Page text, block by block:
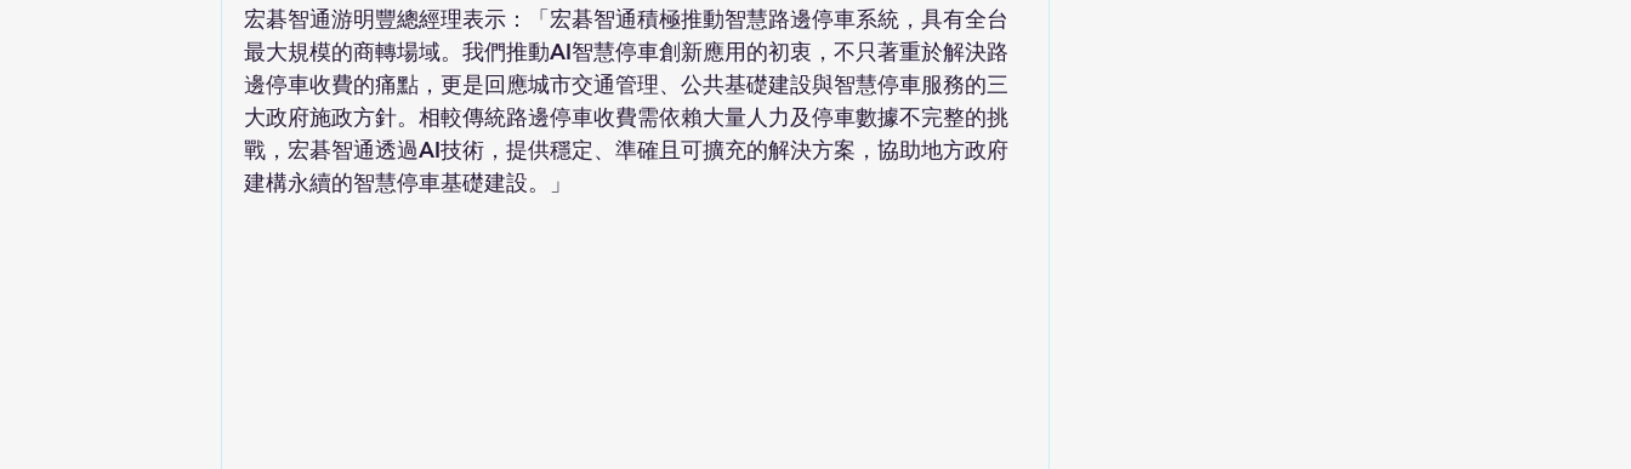
宏碁智通游明豐總經理表示：「宏碁智通積極推動智慧路邊停車系統，具有全台
最大規模的商轉場域。我們推動AI智慧停車創新應用的初衷，不只著重於解決路
邊停車收費的痛點，更是回應城市交通管理、公共基礎建設與智慧停車服務的三
大政府施政方針。相較傳統路邊停車收費需依賴大量人力及停車數據不完整的挑
戰，宏碁智通透過AI技術，提供穩定、準確且可擴充的解決方案，協助地方政府
建構永續的智慧停車基礎建設。」